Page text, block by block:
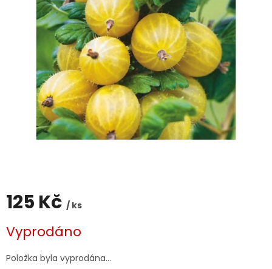
125 Kč / ks
cena:
Vyprodáno
Položka byla vyprodána…